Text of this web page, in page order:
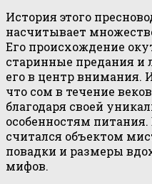
История этого
насчитывает
Его происхождение
старинные предания и
его в центр внимания.
что сом в течение
благодаря своей
особенностям питания.
считался объектом
повадки и размеры
мифов.